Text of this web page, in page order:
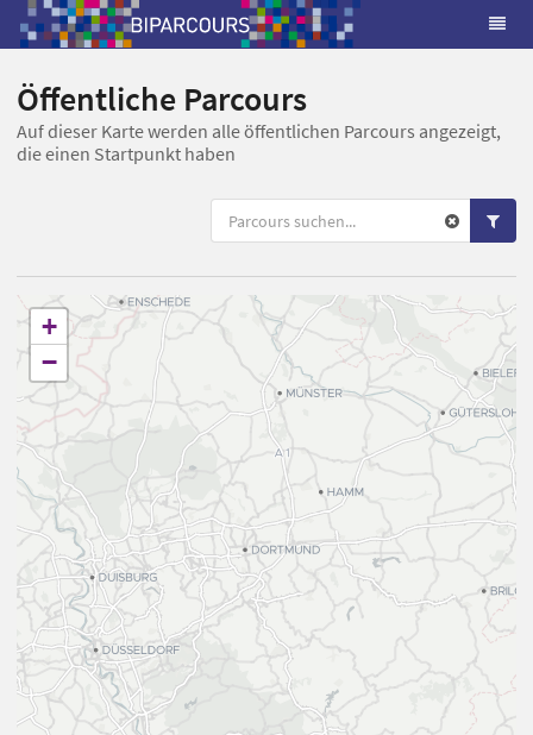
Öffentliche Parcours
Auf dieser Karte werden alle öffentlichen Parcours angezeigt,
die einen Startpunkt haben
+
−